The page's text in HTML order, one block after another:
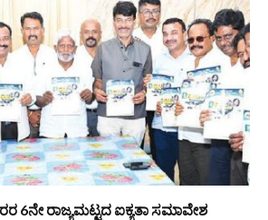
6ನೇ ರಾಜ್ಯಮಟ್ಟದ ಐಕ್ಯತಾ ಸಮಾವೇಶ